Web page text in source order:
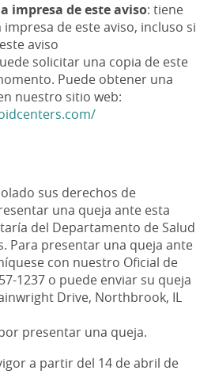
impresa de este aviso: tiene
de este aviso, incluso si
aviso
solicitar una copia de este
Puede obtener una
nuestro sitio web:
sus derechos de
una queja ante esta
del Departamento de Salud
Para presentar una queja ante
con nuestro Oficial de
1237 o puede enviar su queja
Drive, Northbrook, IL
presentar una queja.
a partir del 14 de abril de